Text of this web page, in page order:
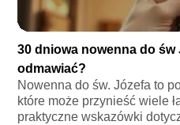
30 dniowa nowenna do
odmawiać?
Nowenna do św. Józefa to
które może przynieść wiele
praktyczne wskazówki